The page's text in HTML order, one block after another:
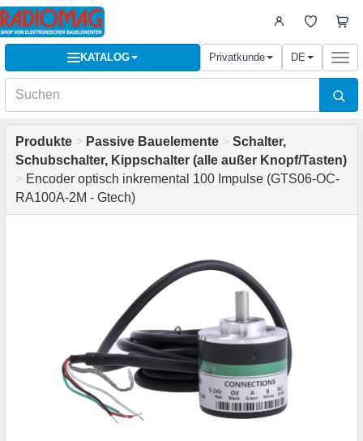
KATALOG Privatkunde DE
Produkte > Passive Bauelemente > Schalter,
Schubschalter, Kippschalter (alle außer Knopf/Tasten)
> Encoder optisch inkremental 100 Impulse (GTS06-OC-
RA100A-2M - Gtech)